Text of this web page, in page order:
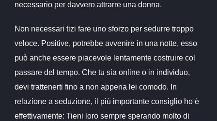
necessario per davvero attrarre una donna.
Non necessari tizi fare uno sforzo per sedurre troppo
veloce. Positive, potrebbe avvenire in una notte, esso
può anche essere piacevole lentamente costruire col
passare del tempo. Che tu sia online o in individuo,
devi trattenerti fino a non appena lei comodo. In
relazione a seduzione, il più importante consiglio ho è
effettivamente: Tieni loro sempre sperando molto di